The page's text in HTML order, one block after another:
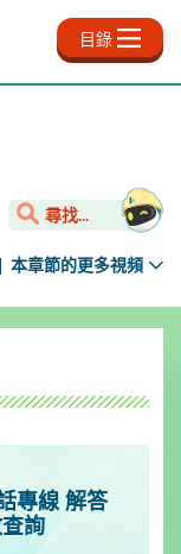
目錄
尋找...
本章節的更多視頻
專線 解答
詢
開放時間
年9月更新
年6月更新
年3月更新
12月更新